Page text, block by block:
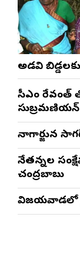
అడవి
సీఎం రేవంత్
నాగార్జున
నేతన్నల
చంద్రబాబు
విజయవాడలో